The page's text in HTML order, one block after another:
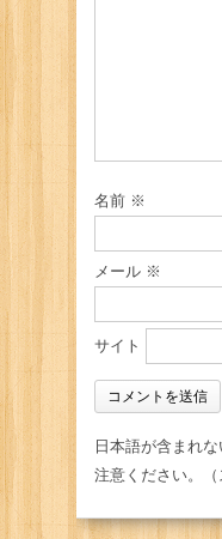
名前 ※
メール ※
サイト
日本語が含まれ
注意ください。（